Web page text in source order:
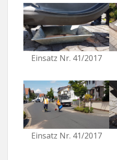
Einsatz Nr. 41/2017
Einsatz Nr. 41/2017